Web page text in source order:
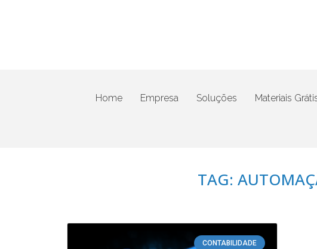
Home Empresa Soluções Materiais
TAG:
CONTABILIDADE